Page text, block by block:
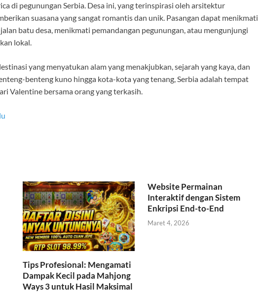
di pegunungan Serbia. Desa ini, yang terinspirasi oleh arsitektur
suasana yang sangat romantis dan unik. Pasangan dapat menikmati
batu desa, menikmati pemandangan pegunungan, atau mengunjungi
lokal.
yang menyatukan alam yang menakjubkan, sejarah yang kaya, dan
benteng kuno hingga kota-kota yang tenang, Serbia adalah tempat
Valentine bersama orang yang terkasih.
Tips Profesional: Mengamati
Dampak Kecil pada Mahjong
Ways 3 untuk Hasil Maksimal
Website Permainan
Interaktif dengan Sistem
Enkripsi End-to-End
Maret 4, 2026